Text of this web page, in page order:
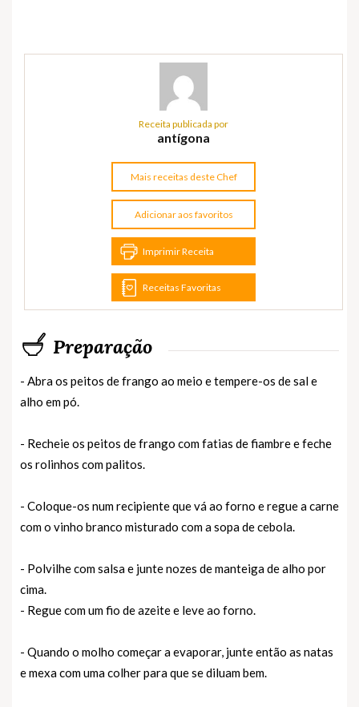
Receita publicada por
antígona
Mais receitas deste Chef
Adicionar aos favoritos
Imprimir Receita
Receitas Favoritas
Preparação
- Abra os peitos de frango ao meio e tempere-os de sal e
alho em pó.
- Recheie os peitos de frango com fatias de fiambre e feche
os rolinhos com palitos.
- Coloque-os num recipiente que vá ao forno e regue a carne
com o vinho branco misturado com a sopa de cebola.
- Polvilhe com salsa e junte nozes de manteiga de alho por
cima.
- Regue com um fio de azeite e leve ao forno.
- Quando o molho começar a evaporar, junte então as natas
e mexa com uma colher para que se diluam bem.